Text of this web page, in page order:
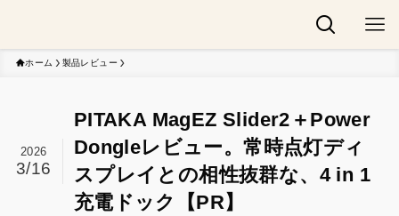
ホーム 製品レビュー
PITAKA MagEZ Slider2＋Power
Dongleレビュー。常時点灯ディ
スプレイとの相性抜群な、4 in 1
充電ドック【PR】
2026
3/16